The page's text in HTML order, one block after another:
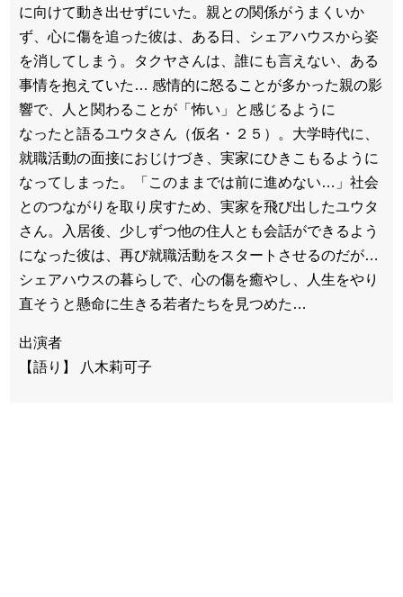
に向けて動き出せずにいた。親との関係がうまくいか
ず、心に傷を追った彼は、ある日、シェアハウスから姿
を消してしまう。タクヤさんは、誰にも言えない、ある
事情を抱えていた… 感情的に怒ることが多かった親の影
響で、人と関わることが「怖い」と感じるように
なったと語るユウタさん（仮名・２５）。大学時代に、
就職活動の面接におじけづき、実家にひきこもるように
なってしまった。「このままでは前に進めない…」社会
とのつながりを取り戻すため、実家を飛び出したユウタ
さん。入居後、少しずつ他の住人とも会話ができるよう
になった彼は、再び就職活動をスタートさせるのだが…
シェアハウスの暮らしで、心の傷を癒やし、人生をやり
直そうと懸命に生きる若者たちを見つめた…
出演者
【語り】 八木莉可子